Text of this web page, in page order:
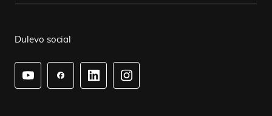
Dulevo social